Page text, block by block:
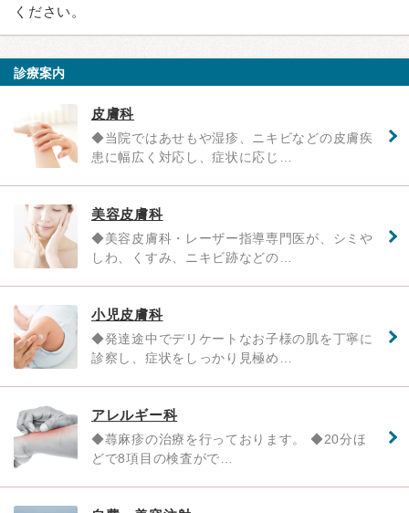
ください。
診療案内
皮膚科
◆当院ではあせもや湿疹、ニキビなどの皮膚疾
患に幅広く対応し、症状に応じ…
美容皮膚科
◆美容皮膚科・レーザー指導専門医が、シミや
しわ、くすみ、ニキビ跡などの…
小児皮膚科
◆発達途中でデリケートなお子様の肌を丁寧に
診察し、症状をしっかり見極め…
アレルギー科
◆蕁麻疹の治療を行っております。 ◆20分ほ
どで8項目の検査がで…